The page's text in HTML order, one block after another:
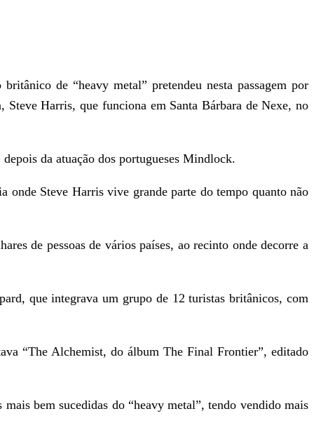
de “heavy metal” pretendeu nesta passagem por
Harris, que funciona em Santa Bárbara de Nexe, no
da atuação dos portugueses Mindlock.
onde Steve Harris vive grande parte do tempo quanto não
de pessoas de vários países, ao recinto onde decorre a
que integrava um grupo de 12 turistas britânicos, com
“The Alchemist, do álbum The Final Frontier”, editado
bem sucedidas do “heavy metal”, tendo vendido mais